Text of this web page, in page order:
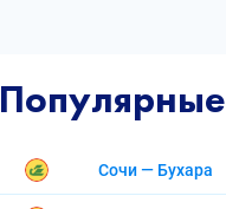
Сочи — Бухара